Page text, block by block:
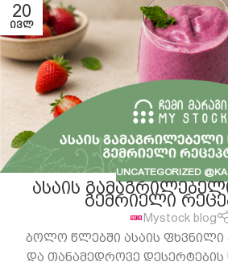
20
ᲘᲕᲚ
UNCATEGORIZED
ᲐᲡᲐᲘᲡ
ᲒᲔᲛᲠᲘᲔᲚᲘ
Mystock blog
ბოლო წლებში ასაის ფხვნილი
და თანამედროვე დესერტების